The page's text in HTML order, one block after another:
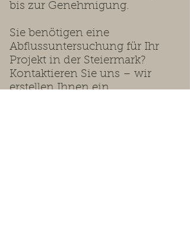
bis zur Genehmigung.
Sie benötigen eine
Abflussuntersuchung für Ihr
Projekt in der Steiermark?
Kontaktieren Sie uns – wir
erstellen Ihnen ein